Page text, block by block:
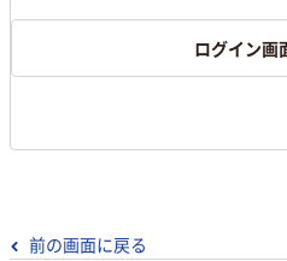
ログイン画
前の画面に戻る